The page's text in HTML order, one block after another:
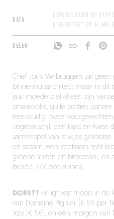
DATA
GEPUBLICEERD OP 23
BIJGEWERKT OP
14 MEI
DELEN
Chef Joris Verbruggen zal geen
binnenhuisarchitect, maar in dit
jaar moederziel alleen zijn
smaakvolle, gulle porties
eenvoudig: twee
vegetarisch), een kaas en twee
samenspel van stukjes
en sesam; een zeebaars met
groene linzen en broccolini; en
brûlée. // Coco Bianca
DORST? Er ligt wat moois in de
van Domaine Pignier (€ 59 per
Joly (€ 56), en een morgon van